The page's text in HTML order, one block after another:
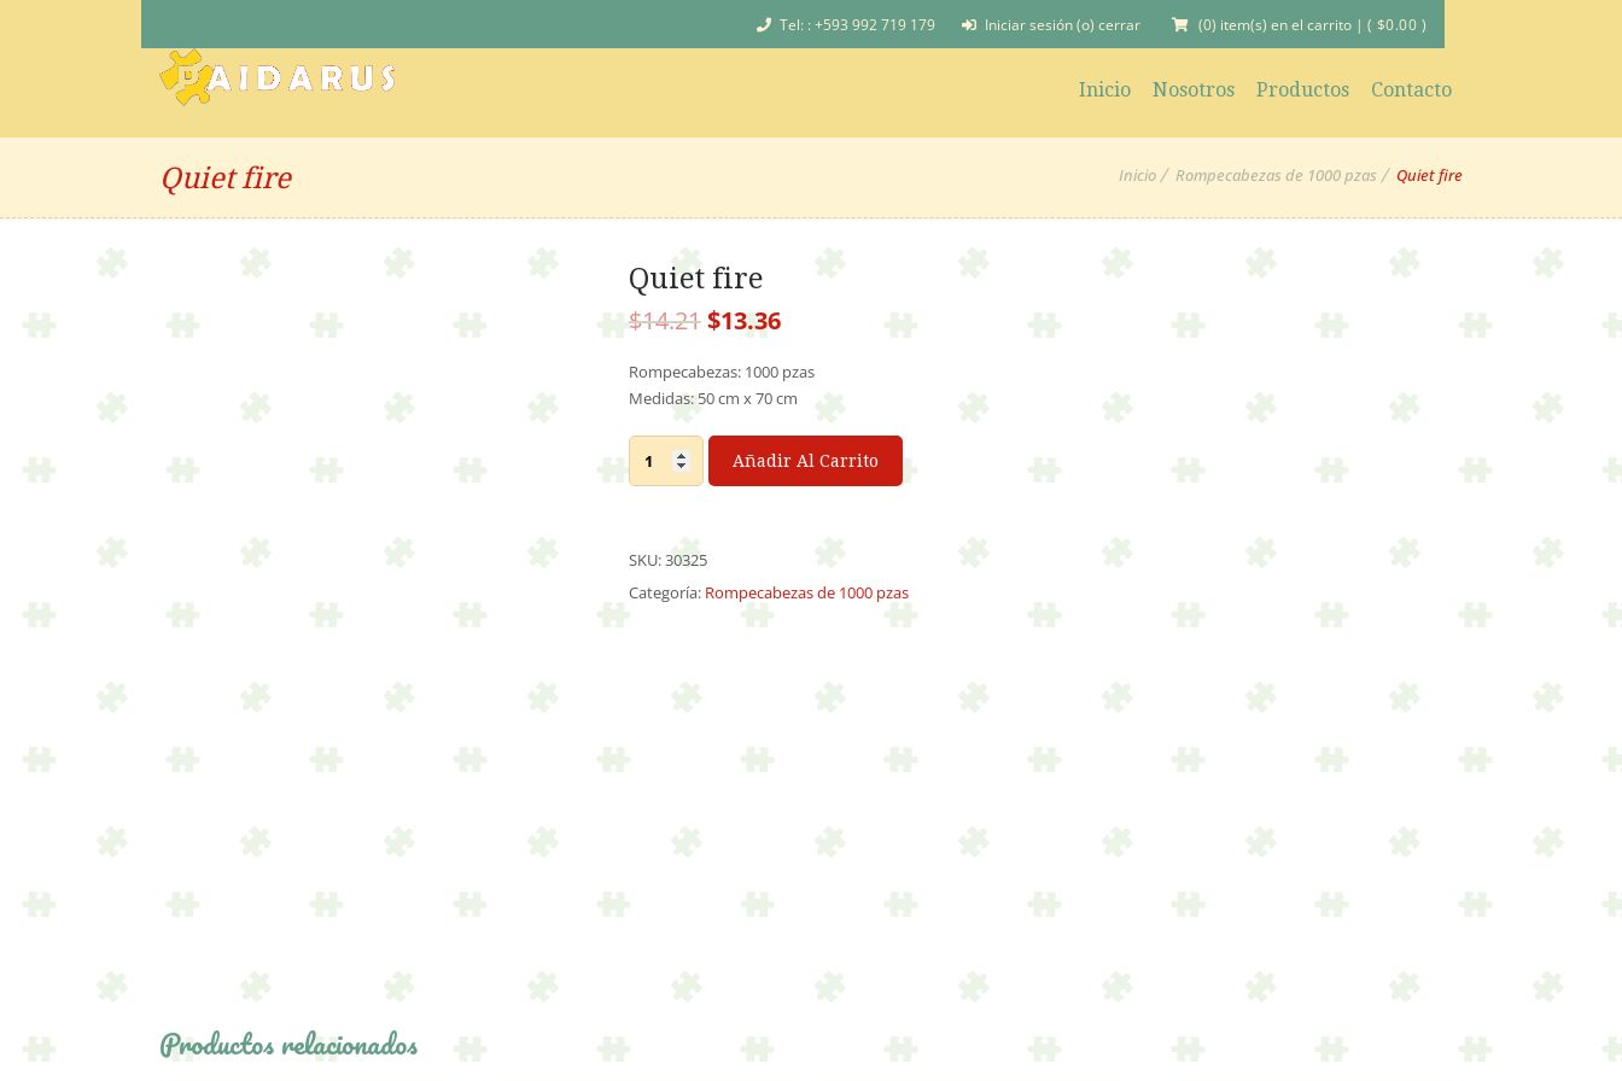
(0) item(s) en el carrito| ( $0.00 )
Tel: : +593 992 719 179 Iniciar sesión (o) cerrar
Inicio Nosotros Productos Contacto
Quiet fire Inicio Rompecabezas de 1000 pzas Quiet fire
Quiet fire
$14.21El
precio
original
era:
$13.36El
actual
es:
$13.36.
Rompecabezas: 1000 pzas
Medidas: 50 cm x 70 cm
Quiet
cantidad
Añadir Al Carrito
SKU:30325
Categoría: Rompecabezas de 1000 pzas
Productos relacionados